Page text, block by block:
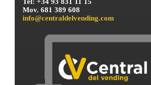
Mov. 681 389 608
info@centraldelvending.com